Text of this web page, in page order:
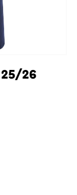
25/26